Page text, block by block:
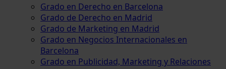
Grado en Derecho en Barcelona
Grado de Derecho en Madrid
Grado de Marketing en Madrid
Grado en Negocios Internacionales en
Barcelona
Grado en Publicidad, Marketing y Relaciones